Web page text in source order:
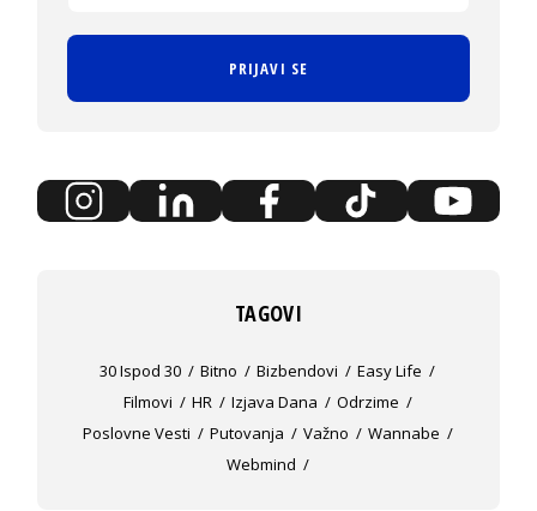
PRIJAVI SE
TAGOVI
30 Ispod 30 Bitno Bizbendovi
Easy Life
Filmovi
HR Izjava Dana
Odrzime
Poslovne Vesti
Putovanja Važno
Wannabe
Webmind